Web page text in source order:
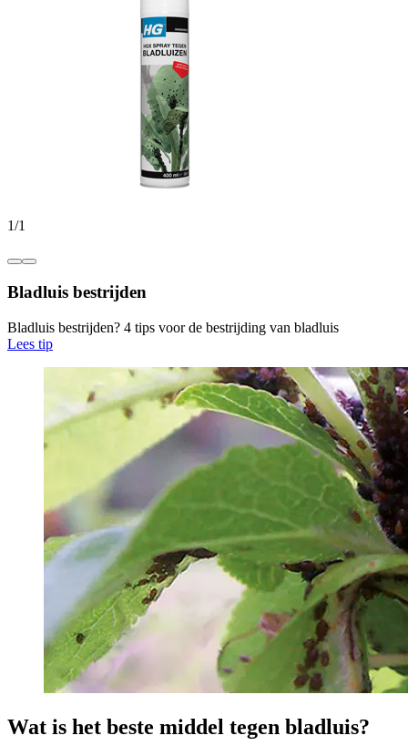
1/1
Bladluis bestrijden
Bladluis bestrijden? 4 tips voor de bestrijding van bladluis
Lees tip
Wat is het beste middel tegen bladluis?